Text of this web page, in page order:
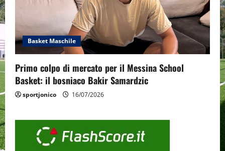
Basket Maschile
Primo colpo di mercato per il Messina School
Basket: il bosniaco Bakir Samardzic
sportjonico 16/07/2026